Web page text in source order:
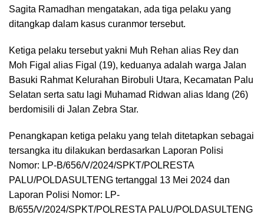
Sagita Ramadhan mengatakan, ada tiga pelaku yang
ditangkap dalam kasus curanmor tersebut.
Ketiga pelaku tersebut yakni Muh Rehan alias Rey dan
Moh Figal alias Figal (19), keduanya adalah warga Jalan
Basuki Rahmat Kelurahan Birobuli Utara, Kecamatan Palu
Selatan serta satu lagi Muhamad Ridwan alias Idang (26)
berdomisili di Jalan Zebra Star.
Penangkapan ketiga pelaku yang telah ditetapkan sebagai
tersangka itu dilakukan berdasarkan Laporan Polisi
Nomor: LP-B/656/V/2024/SPKT/POLRESTA
PALU/POLDASULTENG tertanggal 13 Mei 2024 dan
Laporan Polisi Nomor: LP-
B/655/V/2024/SPKT/POLRESTA PALU/POLDASULTENG